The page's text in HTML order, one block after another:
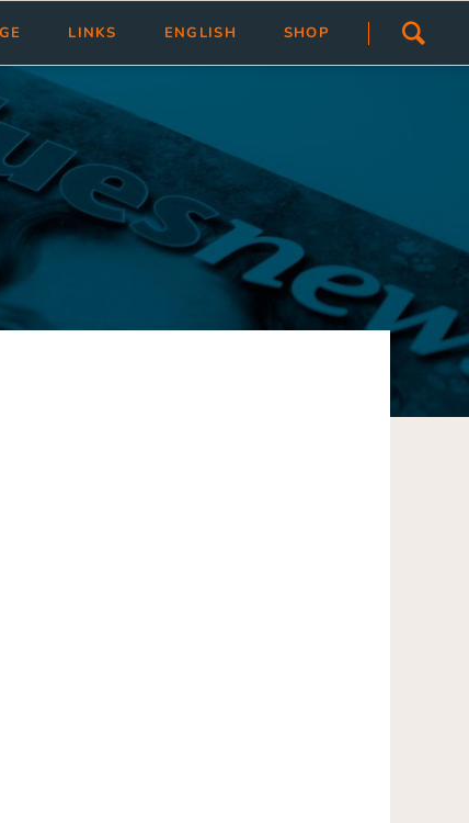
überspringen
LINKS
Übersicht
Link hinzfügen/ändern
ENGLISH SHOP